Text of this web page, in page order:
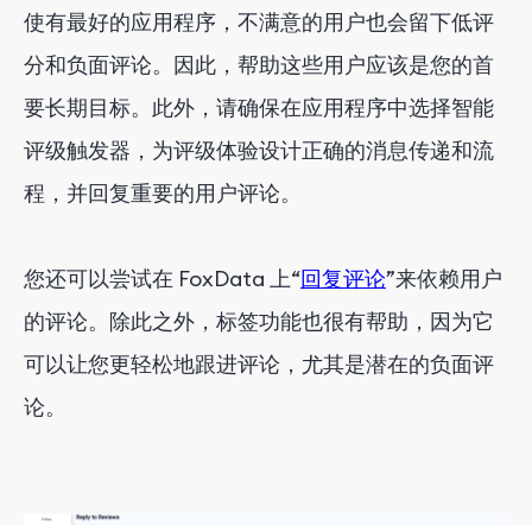
使有最好的应用程序，不满意的用户也会留下低评
分和负面评论。因此，帮助这些用户应该是您的首
要长期目标。此外，请确保在应用程序中选择智能
评级触发器，为评级体验设计正确的消息传递和流
程，并回复重要的用户评论。
您还可以尝试在 FoxData 上“回复评论”来依赖用户
的评论。除此之外，标签功能也很有帮助，因为它
可以让您更轻松地跟进评论，尤其是潜在的负面评
论。